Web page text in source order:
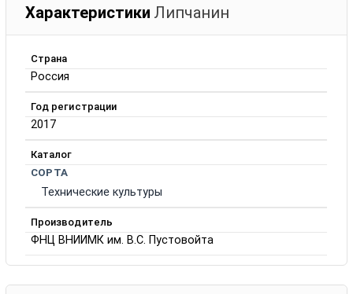
Характеристики Липчанин
Страна
Россия
Год регистрации
2017
Каталог
СОРТА
Технические культуры
Производитель
ФНЦ ВНИИМК им. В.С. Пустовойта